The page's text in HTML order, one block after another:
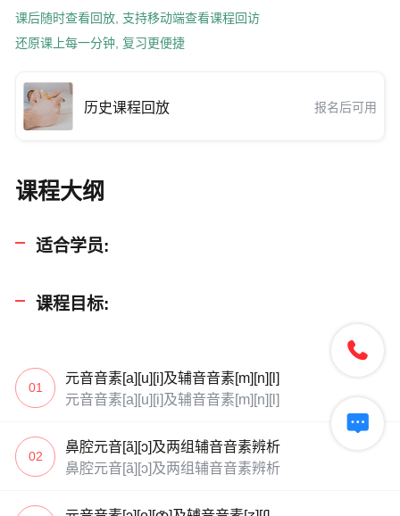
课后随时查看回放, 支持移动端查看课程回访
还原课上每一分钟, 复习更便捷
历史课程回放 报名后可用
课程大纲
适合学员:
课程目标:
01
元音音素[a][u][i]及辅音音素[m][n][l]
元音音素[a][u][i]及辅音音素[m][n][l]
02
鼻腔元音[ã][ɔ]及两组辅音音素辨析
鼻腔元音[ã][ɔ]及两组辅音音素辨析

